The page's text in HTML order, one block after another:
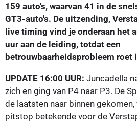
159 auto's, waarvan 41 in de
GT3-auto's. De uitzending,
live timing vind je onderaan het
uur aan de leiding, totdat een
betrouwbaarheidsprobleem roet
UPDATE 16:00 UUR: Juncadella
zich en ging van P4 naar P3. De
de laatsten naar binnen
pitstop betekende voor de